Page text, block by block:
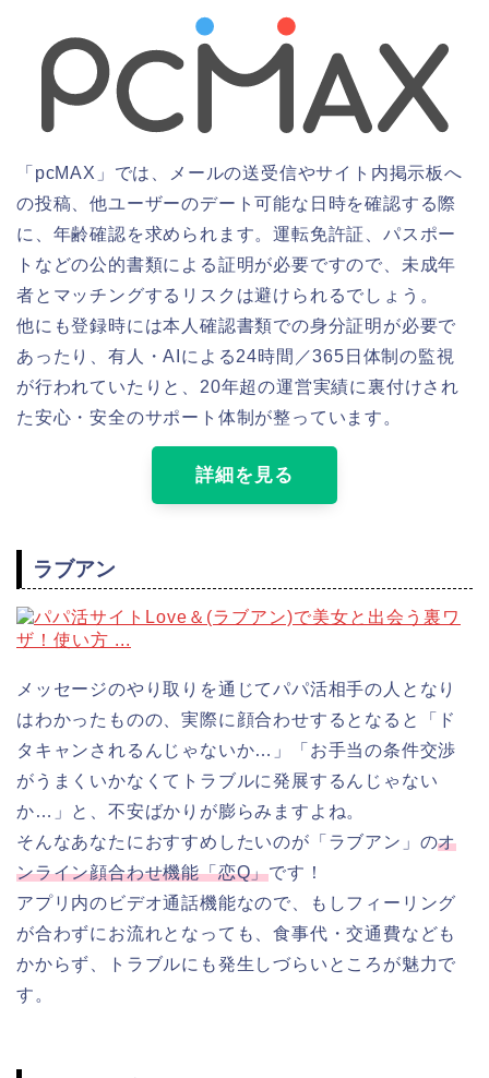
「pcMAX」では、メールの送受信やサイト内掲示板へ
の投稿、他ユーザーのデート可能な日時を確認する際
に、年齢確認を求められます。運転免許証、パスポー
トなどの公的書類による証明が必要ですので、未成年
者とマッチングするリスクは避けられるでしょう。
他にも登録時には本人確認書類での身分証明が必要で
あったり、有人・AIによる24時間／365日体制の監視
が行われていたりと、20年超の運営実績に裏付けされ
た安心・安全のサポート体制が整っています。
詳細を見る
ラブアン
メッセージのやり取りを通じてパパ活相手の人となり
はわかったものの、実際に顔合わせするとなると「ド
タキャンされるんじゃないか…」「お手当の条件交渉
がうまくいかなくてトラブルに発展するんじゃない
か…」と、不安ばかりが膨らみますよね。
そんなあなたにおすすめしたいのが「ラブアン」のオ
ンライン顔合わせ機能「恋Q」です！
アプリ内のビデオ通話機能なので、もしフィーリング
が合わずにお流れとなっても、食事代・交通費なども
かからず、トラブルにも発生しづらいところが魅力で
す。